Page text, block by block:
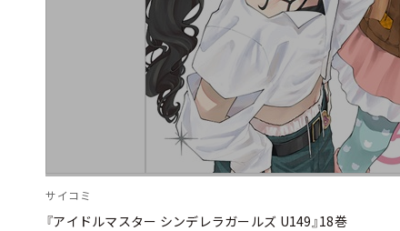
サイコミ
『アイドルマスター シンデレラガールズ U149』18巻